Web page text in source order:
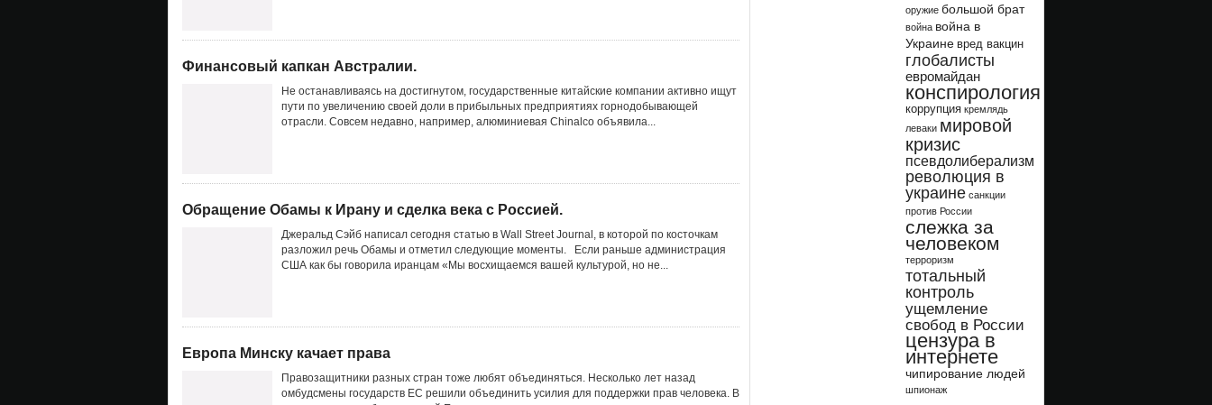
Финансовый капкан Австралии.
Не останавливаясь на достигнутом, государственные китайские компании активно ищут
пути по увеличению своей доли в прибыльных предприятиях горнодобывающей
отрасли. Совсем недавно, например, алюминиевая Chinalco объявила...
Обращение Обамы к Ирану и сделка века с Росcией.
Джеральд Сэйб написал сегодня статью в Wall Street Journal, в которой по косточкам
разложил речь Обамы и отметил следующие моменты. Если раньше администрация
США как бы говорила иранцам «Мы восхищаемся вашей культурой, но не...
Европа Минску качает права
Правозащитники разных стран тоже любят объединяться. Несколько лет назад
омбудсмены государств ЕС решили объединить усилия для поддержки прав человека. В
оружие большой брат
война война в
Украине вред вакцин
глобалисты
евромайдан
конспирология
коррупция кремлядь
леваки мировой
кризис
псевдолиберализм
революция в
украине санкции
против России
слежка за
человеком
терроризм
тотальный
контроль
ущемление
свобод в России
цензура в
интернете
чипирование людей
шпионаж